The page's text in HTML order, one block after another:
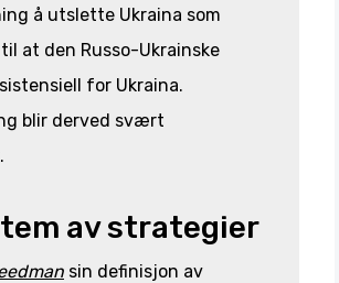
å utslette Ukraina som
at den Russo-Ukrainske
for Ukraina.
blir derved svært
av strategier
sin definisjon av